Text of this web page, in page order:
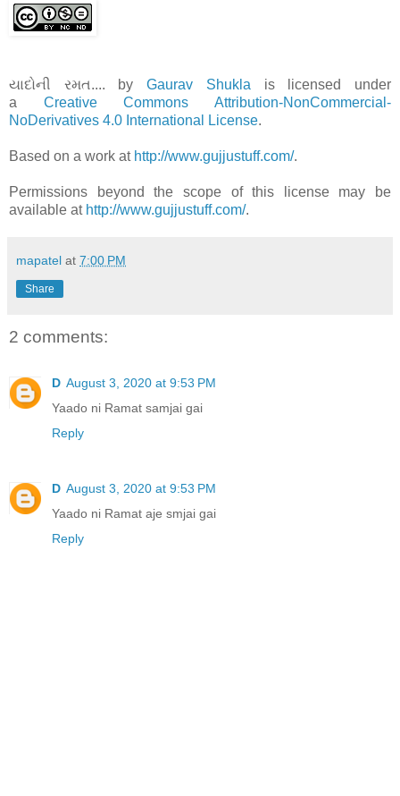
યાદોની રમત.... byGaurav Shukla is licensed under
a Creative Commons Attribution-NonCommercial-
NoDerivatives 4.0 International License.
Based on a work at http://www.gujjustuff.com/.
Permissions beyond the scope of this license may be
available at http://www.gujjustuff.com/.
mapatel at 7:00 PM
Share
2 comments:
D August 3, 2020 at 9:53 PM
Yaado ni Ramat samjai gai
Reply
D August 3, 2020 at 9:53 PM
Yaado ni Ramat aje smjai gai
Reply